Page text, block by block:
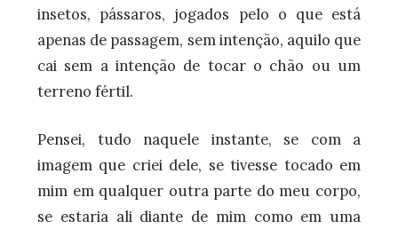
insetos, pássaros, jogados pelo o que está
apenas de passagem, sem intenção, aquilo que
cai sem a intenção de tocar o chão ou um
terreno fértil.
Pensei, tudo naquele instante, se com a
imagem que criei dele, se tivesse tocado em
mim em qualquer outra parte do meu corpo,
se estaria ali diante de mim como em uma